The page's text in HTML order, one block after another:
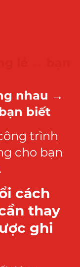
nhau →
biết
trình
cho bạn
cách
thay
ghi